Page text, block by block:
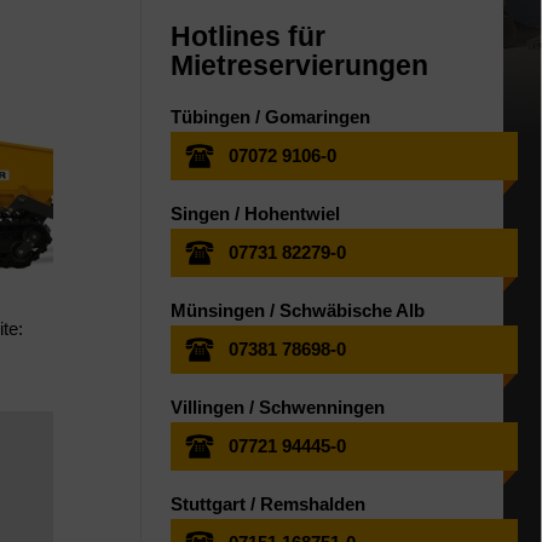
Hotlines für
Mietreservierungen
Tübingen / Gomaringen
07072 9106-0
Singen / Hohentwiel
07731 82279-0
Münsingen / Schwäbische Alb
07381 78698-0
Villingen / Schwenningen
07721 94445-0
Stuttgart / Remshalden